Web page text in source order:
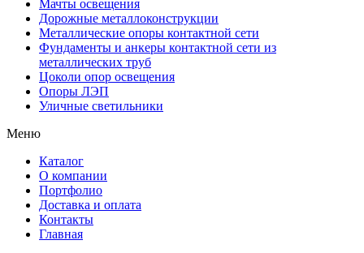
Мачты освещения
Дорожные металлоконструкции
Металлические опоры контактной сети
Фундаменты и анкеры контактной сети из
металлических труб
Цоколи опор освещения
Опоры ЛЭП
Уличные светильники
Меню
Каталог
О компании
Портфолио
Доставка и оплата
Контакты
Главная